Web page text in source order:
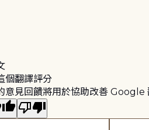
個翻譯評分
意見回饋將用於協助改善 Google